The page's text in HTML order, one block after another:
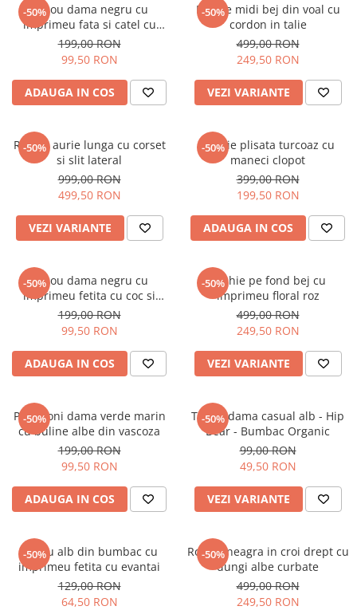
-50%
Tricou dama negru cu
imprimeu fata si catel cu
ochelari
199,00 RON
99,50 RON
ADAUGA IN COS
-50%
Rochie midi bej din voal cu
cordon in talie
499,00 RON
249,50 RON
VEZI VARIANTE
-50%
Rochie aurie lunga cu corset
si slit lateral
999,00 RON
499,50 RON
VEZI VARIANTE
-50%
Rochie plisata turcoaz cu
maneci clopot
399,00 RON
199,50 RON
ADAUGA IN COS
-50%
Tricou dama negru cu
imprimeu fetita cu coc si
ochelari albastrii
199,00 RON
99,50 RON
ADAUGA IN COS
-50%
Rochie pe fond bej cu
imprimeu floral roz
499,00 RON
249,50 RON
VEZI VARIANTE
-50%
Pantaloni dama verde marin
cu buline albe din vascoza
199,00 RON
99,50 RON
ADAUGA IN COS
-50%
Tricou dama casual alb - Hip
Bear - Bumbac Organic
99,00 RON
49,50 RON
VEZI VARIANTE
-50%
Tricou alb din bumbac cu
imprimeu fetita cu evantai
129,00 RON
64,50 RON
-50%
Rochie neagra in croi drept cu
dungi albe curbate
499,00 RON
249,50 RON